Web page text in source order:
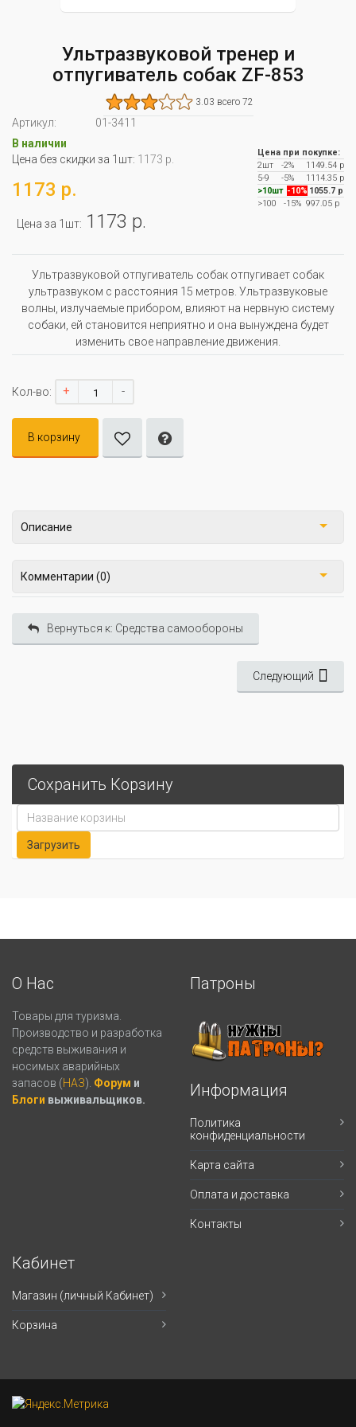
Ультразвуковой тренер и
отпугиватель собак ZF-853
3.03 всего 72
Артикул:
01-3411
В наличии
Цена без скидки за 1шт: 1173 р.
1173 р.
Цена за 1шт: 1173 р.
Цена при покупке:
2шт
-2%
1149.54 р
5-9
-5%
1114.35 р
>10шт -10% 1055.7 р
>100
-15% 997.05 р
Ультразвуковой отпугиватель собак отпугивает собак
ультразвуком с расстояния 15 метров. Ультразвуковые
волны, излучаемые прибором, влияют на нервную систему
собаки, ей становится неприятно и она вынуждена будет
изменить свое направление движения.
Кол-во: + -
В корзину
Описание
Комментарии (0)
Вернуться к: Средства самообороны
Следующий
Сохранить Корзину
О Нас
Товары для туризма.
Производство и разработка
средств выживания и
носимых аварийных
запасов (НАЗ). Форум и
Блоги выживальщиков.
Патроны
Информация
Политика
конфиденциальности
Карта сайта
Оплата и доставка
Контакты
Кабинет
Магазин (личный Кабинет)
Корзина